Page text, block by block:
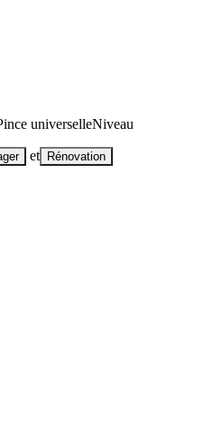
universelleNiveau
et Rénovation